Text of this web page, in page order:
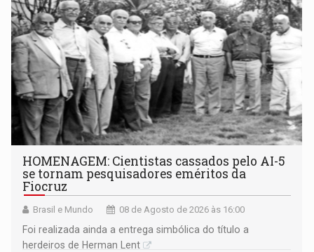
HOMENAGEM: Cientistas cassados pelo AI-5
se tornam pesquisadores eméritos da
Fiocruz
Brasil e Mundo 08 de Agosto de 2026 às 16:00
Foi realizada ainda a entrega simbólica do título a
herdeiros de Herman Lent